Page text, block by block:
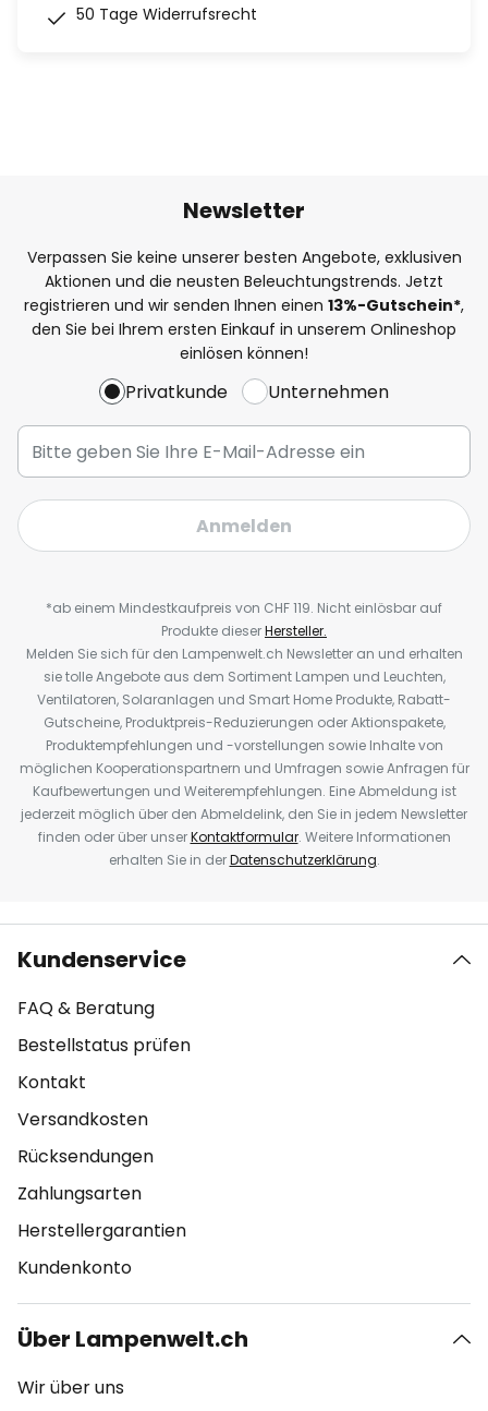
50 Tage Widerrufsrecht
Newsletter
Verpassen Sie keine unserer besten Angebote, exklusiven
Aktionen und die neusten Beleuchtungstrends. Jetzt
registrieren und wir senden Ihnen einen 13%-Gutschein*,
den Sie bei Ihrem ersten Einkauf in unserem Onlineshop
einlösen können!
Privatkunde Unternehmen
Anmelden
*ab einem Mindestkaufpreis von CHF 119. Nicht einlösbar auf
Produkte dieserHersteller.
Melden Sie sich für den Lampenwelt.ch Newsletter an und erhalten
sie tolle Angebote aus dem Sortiment Lampen und Leuchten,
Ventilatoren, Solaranlagen und Smart Home Produkte, Rabatt-
Gutscheine, Produktpreis-Reduzierungen oder Aktionspakete,
Produktempfehlungen und -vorstellungen sowie Inhalte von
möglichen Kooperationspartnern und Umfragen sowie Anfragen für
Kaufbewertungen und Weiterempfehlungen. Eine Abmeldung ist
jederzeit möglich über den Abmeldelink, den Sie in jedem Newsletter
finden oder über unserKontaktformular. Weitere Informationen
erhalten Sie in derDatenschutzerklärung.
Kundenservice
FAQ & Beratung
Bestellstatus prüfen
Kontakt
Versandkosten
Rücksendungen
Zahlungsarten
Herstellergarantien
Kundenkonto
Über Lampenwelt.ch
Wir über uns